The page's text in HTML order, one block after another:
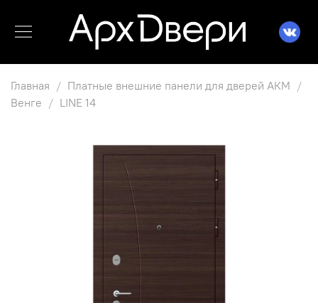
Главная
Платные внешние панели для дверей АКМ
Венге
LINE 14